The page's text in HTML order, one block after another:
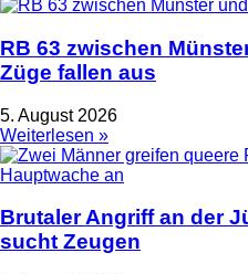
RB 63 zwischen
Züge fallen aus
5. August 2026
Weiterlesen »
Brutaler Angriff an der
sucht Zeugen